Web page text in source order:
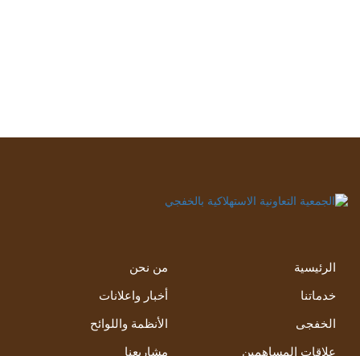
الرئيسية من نحن
خدماتنا أخبار واعلانات
الخفجى الأنظمة واللوائح
علاقات المساهمين مشاريعنا